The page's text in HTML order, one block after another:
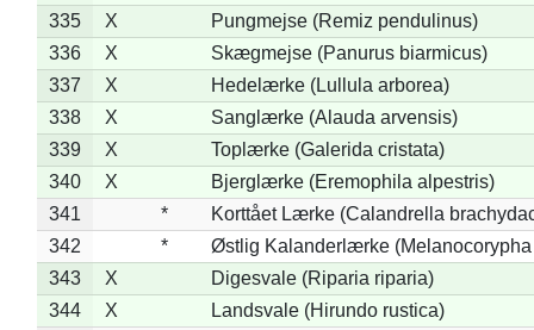
335
X
Pungmejse (Remiz pendulinus)
336
X
Skægmejse (Panurus biarmicus)
337
X
Hedelærke (Lullula arborea)
338
X
Sanglærke (Alauda arvensis)
339
X
Toplærke (Galerida cristata)
340
X
Bjerglærke (Eremophila alpestris)
341
*
Korttået Lærke (Calandrella
342
*
Østlig Kalanderlærke (Melanocorypha
343
X
Digesvale (Riparia riparia)
344
X
Landsvale (Hirundo rustica)